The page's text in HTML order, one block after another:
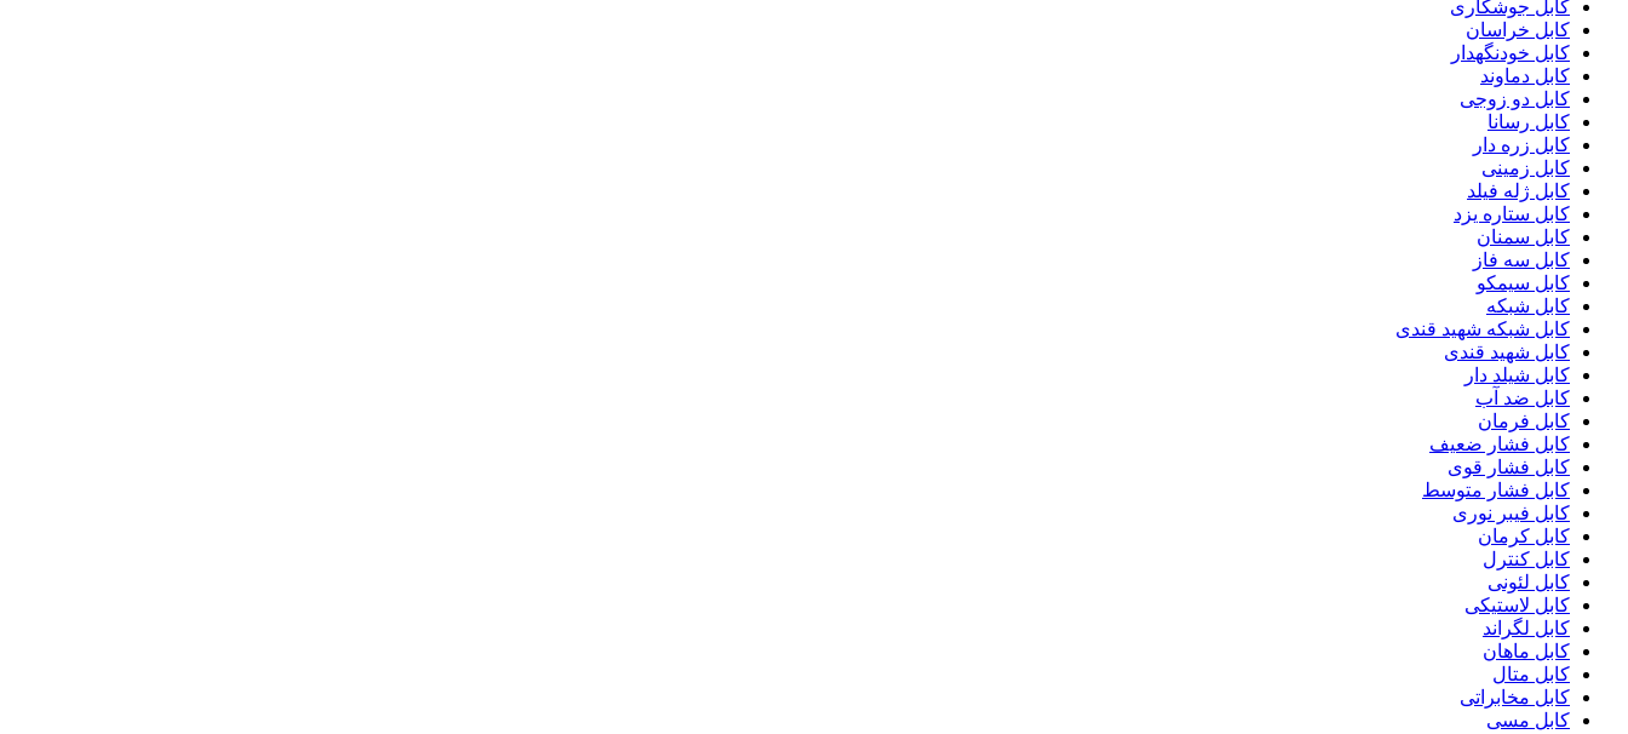
کابل جوشکاری
کابل خراسان
کابل خودنگهدار
کابل دماوند
کابل دو زوجی
کابل رسانا
کابل زره دار
کابل زمینی
کابل ژله فیلد
کابل ستاره یزد
کابل سمنان
کابل سه فاز
کابل سیمکو
کابل شبکه
کابل شبکه شهید قندی
کابل شهید قندی
کابل شیلد دار
کابل ضد آب
کابل فرمان
کابل فشار ضعیف
کابل فشار قوی
کابل فشار متوسط
کابل فیبر نوری
کابل کرمان
کابل کنترل
کابل لئونی
کابل لاستیکی
کابل لگراند
کابل ماهان
کابل متال
کابل مخابراتی
کابل مسی